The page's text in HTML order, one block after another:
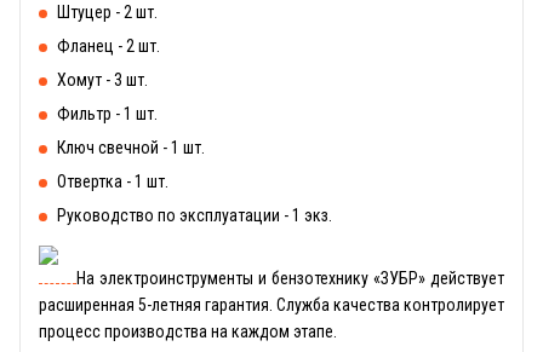
Штуцер - 2 шт.
Фланец - 2 шт.
Хомут - 3 шт.
Фильтр - 1 шт.
Ключ свечной - 1 шт.
Отвертка - 1 шт.
Руководство по эксплуатации - 1 экз.
На электроинструменты и бензотехнику «ЗУБР» действует
расширенная 5-летняя гарантия. Служба качества контролирует
процесс производства на каждом этапе.